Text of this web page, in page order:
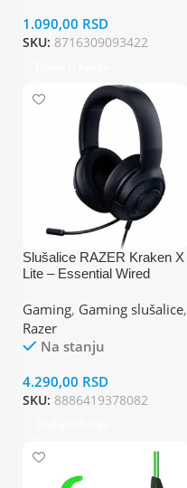
1.090,00 RSD
SKU: 8716309093422
Slušalice RAZER Kraken X
Lite – Essential Wired
Gaming, Gaming slušalice,
Razer
Na stanju
4.290,00 RSD
SKU: 8886419378082